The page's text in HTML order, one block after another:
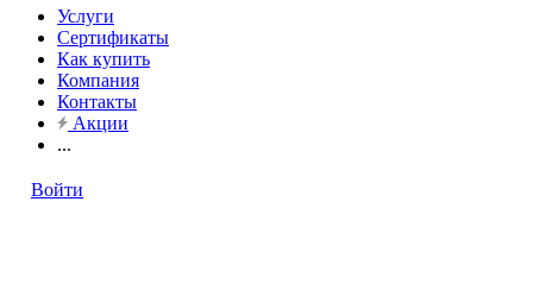
Услуги
Сертификаты
Как купить
Компания
Контакты
Акции
...
Войти